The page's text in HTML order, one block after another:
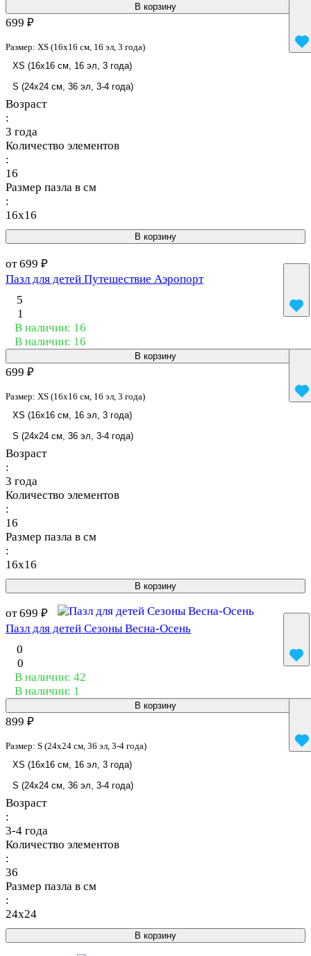
В корзину
В корзину
699 ₽
Размер: XS (16x16 см, 16 эл, 3 года)
XS (16x16 см, 16 эл, 3 года)
S (24x24 см, 36 эл, 3-4 года)
Возраст
:
3 года
Количество элементов
:
16
Размер пазла в см
:
16x16
от 699 ₽
Пазл для детей Путешествие Аэропорт
5
1
В наличии: 16
В корзину
В наличии: 16
В корзину
699 ₽
Размер: XS (16x16 см, 16 эл, 3 года)
XS (16x16 см, 16 эл, 3 года)
S (24x24 см, 36 эл, 3-4 года)
Возраст
:
3 года
Количество элементов
:
16
Размер пазла в см
:
16x16
от 699 ₽
Пазл для детей Сезоны Весна-Осень
0
0
В наличии: 42
В корзину
В наличии: 1
В корзину
899 ₽
Размер: S (24x24 см, 36 эл, 3-4 года)
XS (16x16 см, 16 эл, 3 года)
S (24x24 см, 36 эл, 3-4 года)
Возраст
:
3-4 года
Количество элементов
:
36
Размер пазла в см
:
24x24